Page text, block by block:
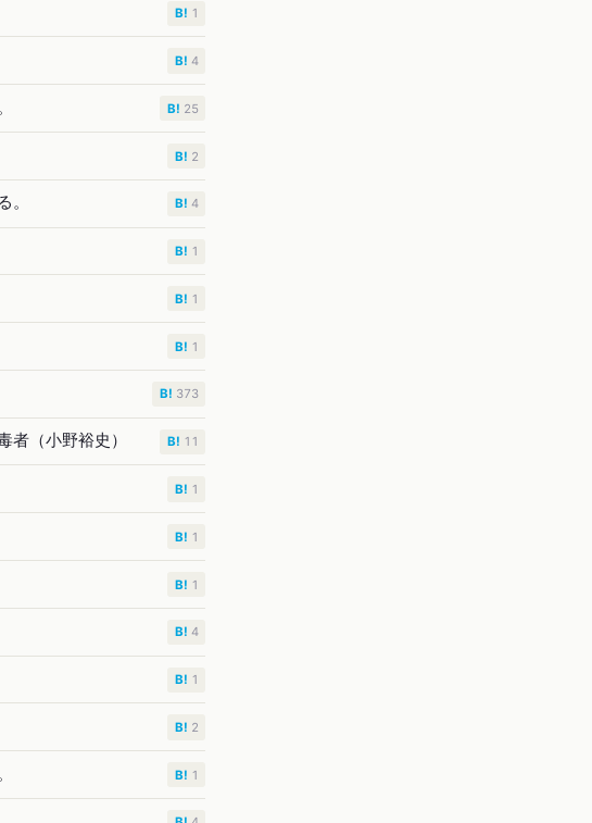
B! 1
B! 4
B! 25
B! 2
B! 4
B! 1
B! 1
B! 1
B! 373
者（小野裕史） B! 11
B! 1
B! 1
B! 1
B! 4
B! 1
B! 2
B! 1